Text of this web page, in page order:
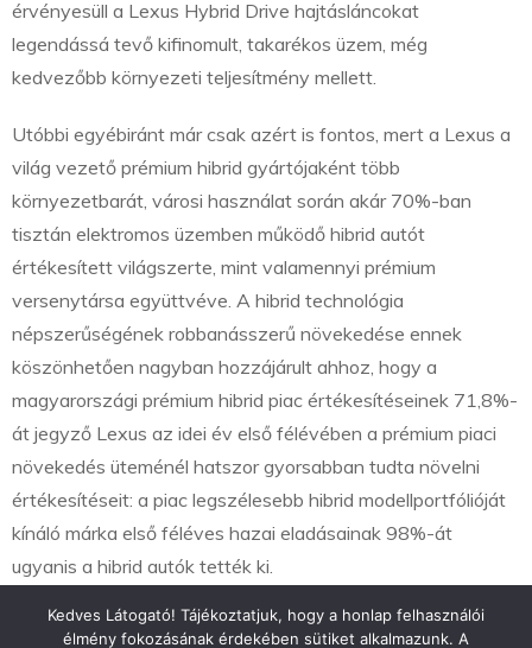
érvényesüll a Lexus Hybrid Drive hajtásláncokat
legendássá tevő kifinomult, takarékos üzem, még
kedvezőbb környezeti teljesítmény mellett.
Utóbbi egyébiránt már csak azért is fontos, mert a Lexus a
világ vezető prémium hibrid gyártójaként több
környezetbarát, városi használat során akár 70%-ban
tisztán elektromos üzemben működő hibrid autót
értékesített világszerte, mint valamennyi prémium
versenytársa együttvéve. A hibrid technológia
népszerűségének robbanásszerű növekedése ennek
köszönhetően nagyban hozzájárult ahhoz, hogy a
magyarországi prémium hibrid piac értékesítéseinek 71,8%-
át jegyző Lexus az idei év első félévében a prémium piaci
növekedés üteménél hatszor gyorsabban tudta növelni
értékesítéseit: a piac legszélesebb hibrid modellportfólióját
kínáló márka első féléves hazai eladásainak 98%-át
ugyanis a hibrid autók tették ki.
Kedves Látogató! Tájékoztatjuk, hogy a honlap felhasználói
élmény fokozásának érdekében sütiket alkalmazunk. A